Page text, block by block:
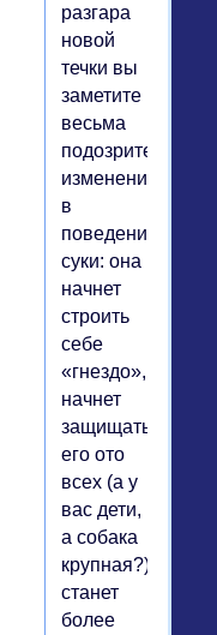
разгара
новой
течки вы
заметите
весьма
подозрительные
изменения
в
поведении
суки: она
начнет
строить
себе
«гнездо»,
начнет
защищать
его ото
всех (а у
вас дети,
а собака
крупная?),
станет
более